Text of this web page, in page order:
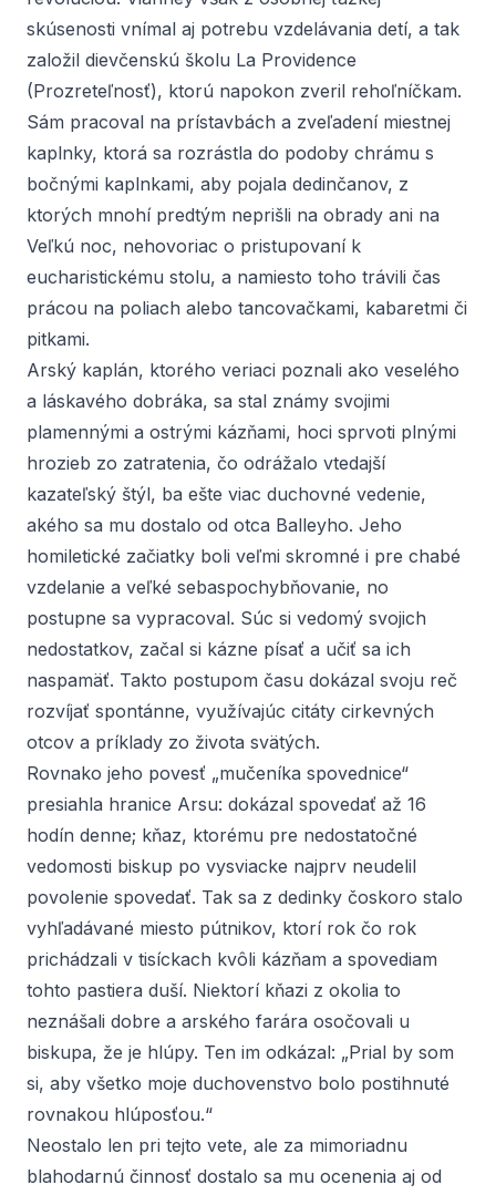
skúsenosti vnímal aj potrebu vzdelávania detí, a tak
založil dievčenskú školu La Providence
(Prozreteľnosť), ktorú napokon zveril rehoľníčkam.
Sám pracoval na prístavbách a zveľadení miestnej
kaplnky, ktorá sa rozrástla do podoby chrámu s
bočnými kaplnkami, aby pojala dedinčanov, z
ktorých mnohí predtým neprišli na obrady ani na
Veľkú noc, nehovoriac o pristupovaní k
eucharistickému stolu, a namiesto toho trávili čas
prácou na poliach alebo tancovačkami, kabaretmi či
pitkami.
Arský kaplán, ktorého veriaci poznali ako veselého
a láskavého dobráka, sa stal známy svojimi
plamennými a ostrými kázňami, hoci sprvoti plnými
hrozieb zo zatratenia, čo odrážalo vtedajší
kazateľský štýl, ba ešte viac duchovné vedenie,
akého sa mu dostalo od otca Balleyho. Jeho
homiletické začiatky boli veľmi skromné i pre chabé
vzdelanie a veľké sebaspochybňovanie, no
postupne sa vypracoval. Súc si vedomý svojich
nedostatkov, začal si kázne písať a učiť sa ich
naspamäť. Takto postupom času dokázal svoju reč
rozvíjať spontánne, využívajúc citáty cirkevných
otcov a príklady zo života svätých.
Rovnako jeho povesť „mučeníka spovednice“
presiahla hranice Arsu: dokázal spovedať až 16
hodín denne; kňaz, ktorému pre nedostatočné
vedomosti biskup po vysviacke najprv neudelil
povolenie spovedať. Tak sa z dedinky čoskoro stalo
vyhľadávané miesto pútnikov, ktorí rok čo rok
prichádzali v tisíckach kvôli kázňam a spovediam
tohto pastiera duší. Niektorí kňazi z okolia to
neznášali dobre a arského farára osočovali u
biskupa, že je hlúpy. Ten im odkázal: „Prial by som
si, aby všetko moje duchovenstvo bolo postihnuté
rovnakou hlúposťou.“
Neostalo len pri tejto vete, ale za mimoriadnu
blahodarnú činnosť dostalo sa mu ocenenia aj od